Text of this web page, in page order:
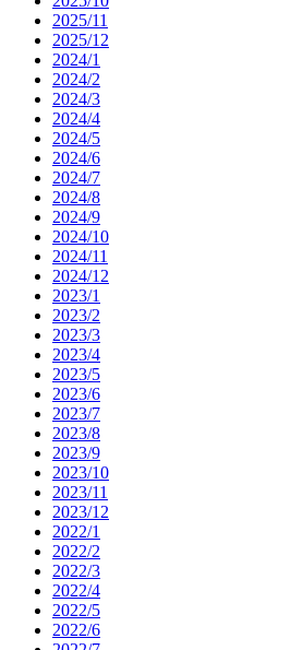
2025/11
2025/12
2024/1
2024/2
2024/3
2024/4
2024/5
2024/6
2024/7
2024/8
2024/9
2024/10
2024/11
2024/12
2023/1
2023/2
2023/3
2023/4
2023/5
2023/6
2023/7
2023/8
2023/9
2023/10
2023/11
2023/12
2022/1
2022/2
2022/3
2022/4
2022/5
2022/6